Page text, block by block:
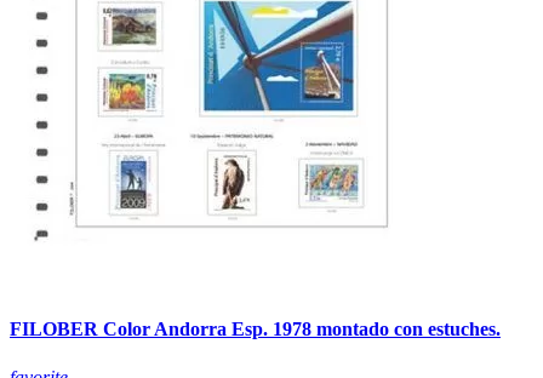
FILOBER Color Andorra Esp. 1978 montado con estuches.